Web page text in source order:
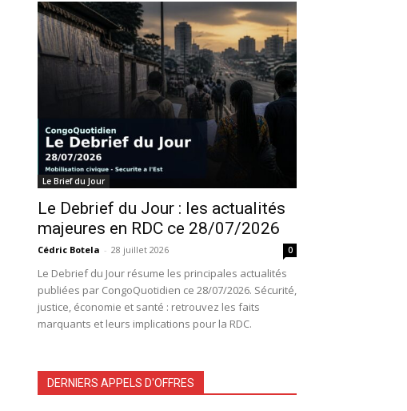
Le Brief du Jour
Le Debrief du Jour : les actualités
majeures en RDC ce 28/07/2026
Cédric Botela - 28 juillet 2026 0
Le Debrief du Jour résume les principales actualités
publiées par CongoQuotidien ce 28/07/2026. Sécurité,
justice, économie et santé : retrouvez les faits
marquants et leurs implications pour la RDC.
DERNIERS APPELS D'OFFRES